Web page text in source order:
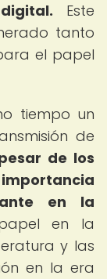
Este
tanto
el papel
tiempo un
de
de los
en la
en la
y las
en la era